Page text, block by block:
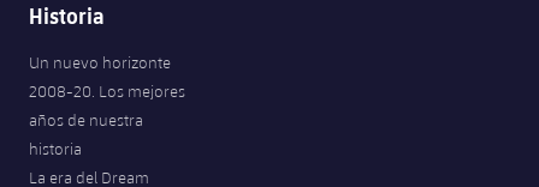
Historia
Un nuevo horizonte
2008-20. Los mejores
años de nuestra
historia
La era del Dream